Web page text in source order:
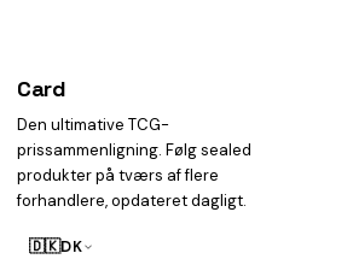
Card
Den ultimative TCG-
prissammenligning. Følg sealed
produkter på tværs af flere
forhandlere, opdateret dagligt.
🇩🇰DK